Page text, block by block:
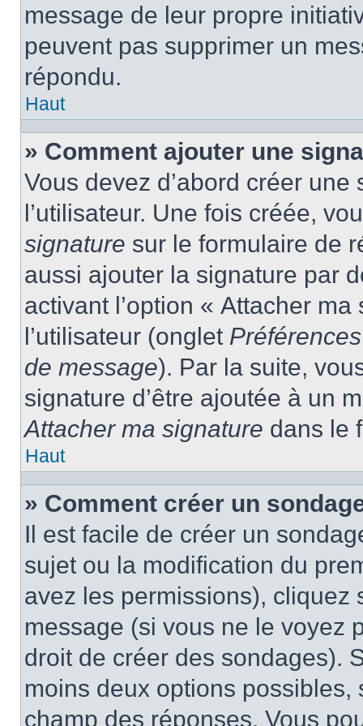
message de leur propre
peuvent pas supprimer un
répondu.
Haut
» Comment ajouter une
Vous devez d’abord créer
l’utilisateur. Une fois créée,
signature sur le formulaire de
aussi ajouter la signature par
activant l’option « Attacher
l’utilisateur (onglet
de message). Par la suite,
signature d’être ajoutée à un
Attacher ma signature dans le
Haut
» Comment créer un
Il est facile de créer un
sujet ou la modification du
avez les permissions), cliquez
message (si vous ne le voyez
droit de créer des sondages).
moins deux options
champ des réponses. Vous